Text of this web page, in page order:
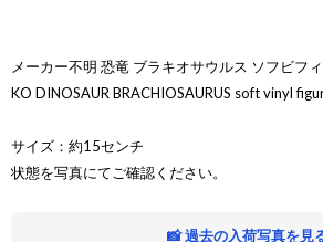
メーカー不明 恐竜 ブラキオサウルス ソフビフ
KO DINOSAUR BRACHIOSAURUS soft vinyl
サイズ：約15センチ
状態を写真にてご確認ください。
📸 過去の入荷写真を見